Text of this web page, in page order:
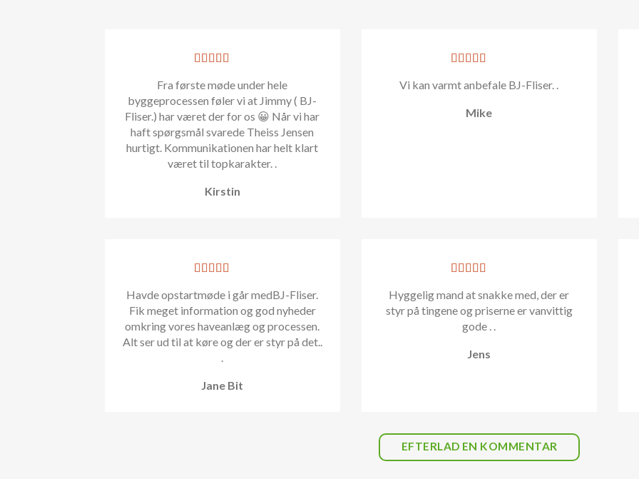
Fra første møde under hele
byggeprocessen føler vi at Jimmy ( BJ-
Fliser.) har været der for os 😀 Når vi har
haft spørgsmål svarede Theiss Jensen
hurtigt. Kommunikationen har helt klart
været til topkarakter. .
Kirstin
Vi kan varmt anbefale BJ-Fliser. .
Mike
Havde opstartmøde i går medBJ-Fliser.
Fik meget information og god nyheder
omkring vores haveanlæg og processen.
Alt ser ud til at køre og der er styr på det..
.
Jane Bit
Hyggelig mand at snakke med, der er
styr på tingene og priserne er vanvittig
gode . .
Jens
EFTERLAD EN KOMMENTAR